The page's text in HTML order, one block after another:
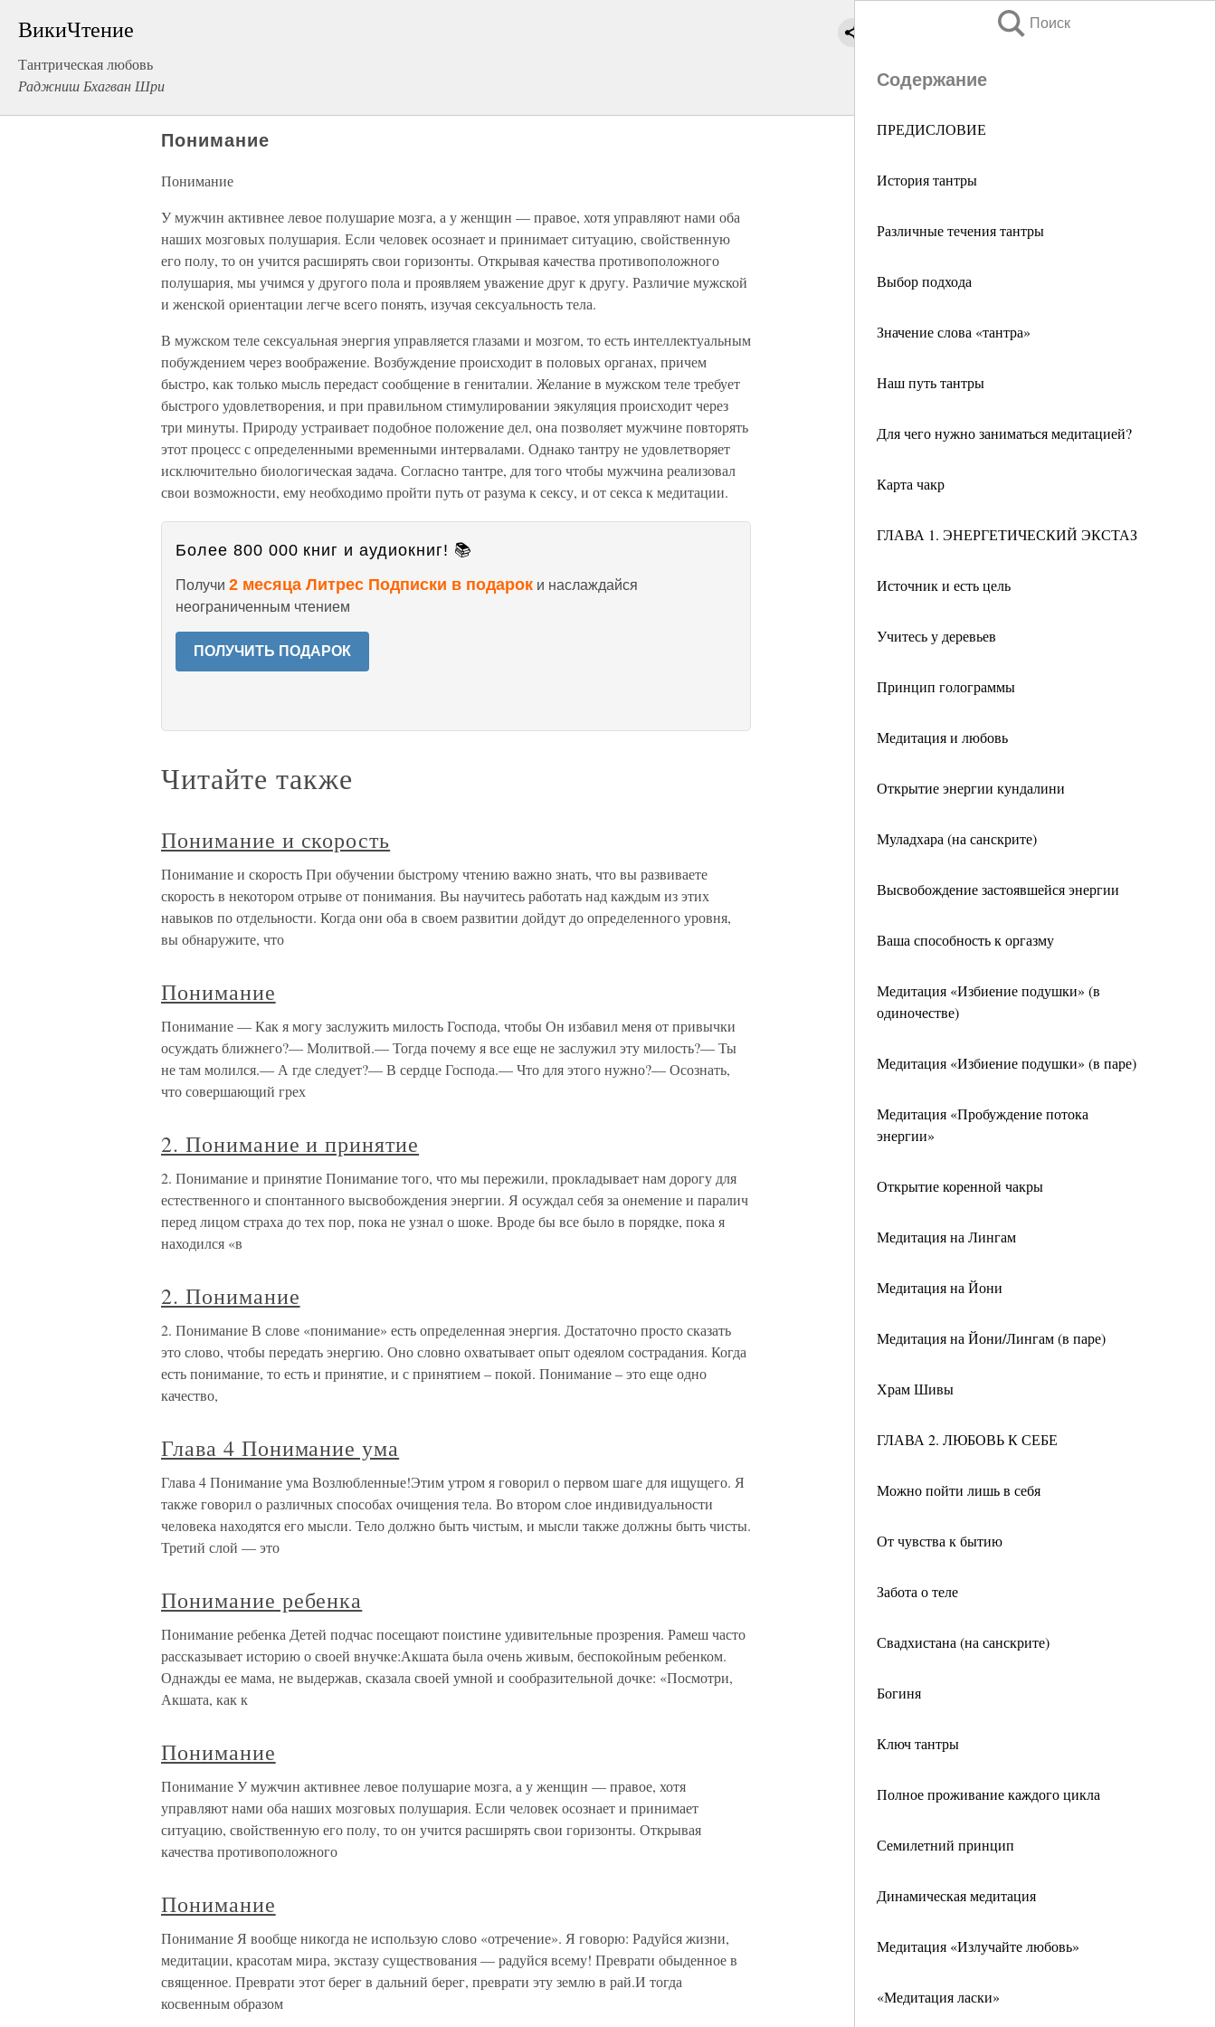
ВикиЧтение
Тантрическая любовь
Раджниш Бхагван Шри
Поиск
Содержание
ПРЕДИСЛОВИЕ
История тантры
Различные течения тантры
Выбор подхода
Значение слова «тантра»
Наш путь тантры
Для чего нужно заниматься медитацией?
Карта чакр
ГЛАВА 1. ЭНЕРГЕТИЧЕСКИЙ ЭКСТАЗ
Источник и есть цель
Учитесь у деревьев
Принцип голограммы
Медитация и любовь
Открытие энергии кундалини
Муладхара (на санскрите)
Высвобождение застоявшейся энергии
Ваша способность к оргазму
Медитация «Избиение подушки» (в
одиночестве)
Медитация «Избиение подушки» (в паре)
Медитация «Пробуждение потока
энергии»
Открытие коренной чакры
Медитация на Лингам
Медитация на Йони
Медитация на Йони/Лингам (в паре)
Храм Шивы
ГЛАВА 2. ЛЮБОВЬ К СЕБЕ
Можно пойти лишь в себя
От чувства к бытию
Забота о теле
Свадхистана (на санскрите)
Богиня
Ключ тантры
Полное проживание каждого цикла
Семилетний принцип
Динамическая медитация
Медитация «Излучайте любовь»
«Медитация ласки»
Понимание
Понимание
У мужчин активнее левое полушарие мозга, а у женщин — правое, хотя управляют нами оба
наших мозговых полушария. Если человек осознает и принимает ситуацию, свойственную
его полу, то он учится расширять свои горизонты. Открывая качества противоположного
полушария, мы учимся у другого пола и проявляем уважение друг к другу. Различие мужской
и женской ориентации легче всего понять, изучая сексуальность тела.
В мужском теле сексуальная энергия управляется глазами и мозгом, то есть интеллектуальным
побуждением через воображение. Возбуждение происходит в половых органах, причем
быстро, как только мысль передаст сообщение в гениталии. Желание в мужском теле требует
быстрого удовлетворения, и при правильном стимулировании эякуляция происходит через
три минуты. Природу устраивает подобное положение дел, она позволяет мужчине повторять
этот процесс с определенными временными интервалами. Однако тантру не удовлетворяет
исключительно биологическая задача. Согласно тантре, для того чтобы мужчина реализовал
свои возможности, ему необходимо пройти путь от разума к сексу, и от секса к медитации.
Более 800 000 книг и аудиокниг! 📚
Получи 2 месяца Литрес Подписки в подарок и наслаждайся
неограниченным чтением
ПОЛУЧИТЬ ПОДАРОК
Читайте также
Понимание и скорость
Понимание и скорость При обучении быстрому чтению важно знать, что вы развиваете
скорость в некотором отрыве от понимания. Вы научитесь работать над каждым из этих
навыков по отдельности. Когда они оба в своем развитии дойдут до определенного уровня,
вы обнаружите, что
Понимание
Понимание — Как я могу заслужить милость Господа, чтобы Он избавил меня от привычки
осуждать ближнего?— Молитвой.— Тогда почему я все еще не заслужил эту милость?— Ты
не там молился.— А где следует?— В сердце Господа.— Что для этого нужно?— Осознать,
что совершающий грех
2. Понимание и принятие
2. Понимание и принятие Понимание того, что мы пережили, прокладывает нам дорогу для
естественного и спонтанного высвобождения энергии. Я осуждал себя за онемение и паралич
перед лицом страха до тех пор, пока не узнал о шоке. Вроде бы все было в порядке, пока я
находился «в
2. Понимание
2. Понимание В слове «понимание» есть определенная энергия. Достаточно просто сказать
это слово, чтобы передать энергию. Оно словно охватывает опыт одеялом сострадания. Когда
есть понимание, то есть и принятие, и с принятием – покой. Понимание – это еще одно
качество,
Глава 4 Понимание ума
Глава 4 Понимание ума Возлюбленные!Этим утром я говорил о первом шаге для ищущего. Я
также говорил о различных способах очищения тела. Во втором слое индивидуальности
человека находятся его мысли. Тело должно быть чистым, и мысли также должны быть чисты.
Третий слой — это
Понимание ребенка
Понимание ребенка Детей подчас посещают поистине удивительные прозрения. Рамеш часто
рассказывает историю о своей внучке:Акшата была очень живым, беспокойным ребенком.
Однажды ее мама, не выдержав, сказала своей умной и сообразительной дочке: «Посмотри,
Акшата, как к
Понимание
Понимание У мужчин активнее левое полушарие мозга, а у женщин — правое, хотя
управляют нами оба наших мозговых полушария. Если человек осознает и принимает
ситуацию, свойственную его полу, то он учится расширять свои горизонты. Открывая
качества противоположного
Понимание
Понимание Я вообще никогда не использую слово «отречение». Я говорю: Радуйся жизни,
медитации, красотам мира, экстазу существования — радуйся всему! Преврати обыденное в
священное. Преврати этот берег в дальний берег, преврати эту землю в рай.И тогда
косвенным образом